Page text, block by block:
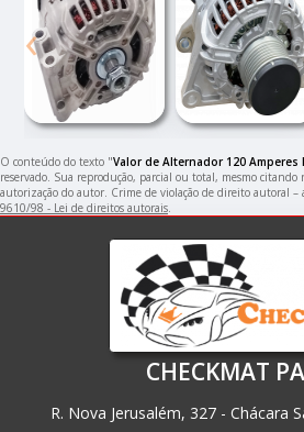
‹
O conteúdo do texto "Valor de Alternador 120 Amperes
reservado. Sua reprodução, parcial ou total, mesmo citando
autorização do autor. Crime de violação de direito autoral –
9610/98 - Lei de direitos autorais.
CHECKMAT
R. Nova Jerusalém, 327 - Chácara